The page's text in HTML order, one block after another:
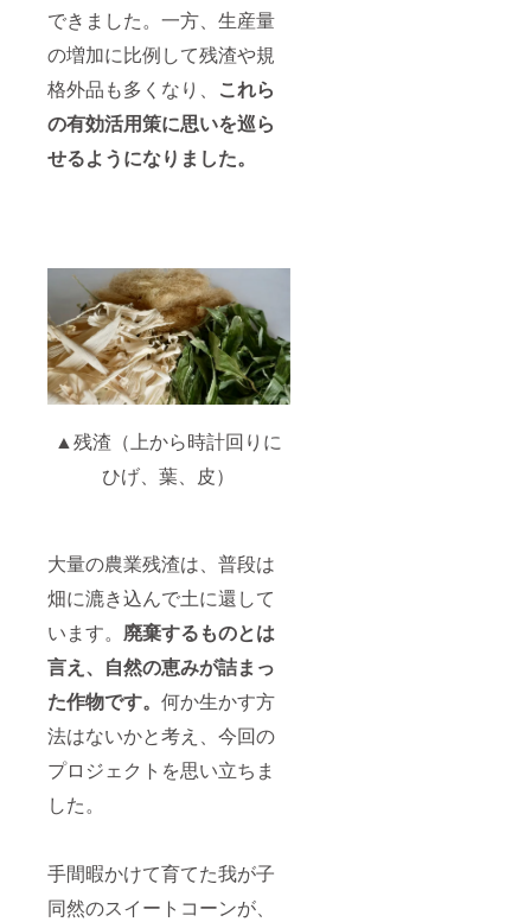
できました。一方、生産量
の増加に比例して残渣や規
格外品も多くなり、 これら
の有効活用策に思いを巡ら
せるようになりました。
▲残渣（上から時計回りに
ひげ、葉、皮）
大量の農業残渣は、普段は
畑に漉き込んで土に還して
います。 廃棄するものとは
言え、自然の恵みが詰まっ
た作物です。 何か生かす方
法はないかと考え、今回の
プロジェクトを思い立ちま
した。
手間暇かけて育てた我が子
同然のスイートコーンが、